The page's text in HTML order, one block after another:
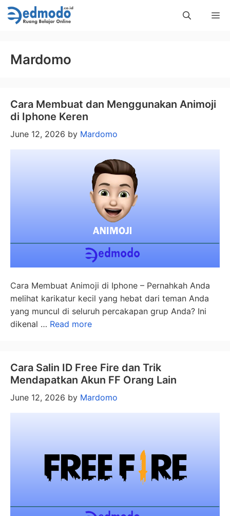
Skip
to
Mardomo
Cara Membuat dan Menggunakan Animoji
di Iphone Keren
June 12, 2026 by Mardomo
Cara Membuat Animoji di Iphone – Pernahkah Anda
melihat karikatur kecil yang hebat dari teman Anda
yang muncul di seluruh percakapan grup Anda? Ini
dikenal … Read more
Cara Salin ID Free Fire dan Trik
Mendapatkan Akun FF Orang Lain
June 12, 2026 by Mardomo